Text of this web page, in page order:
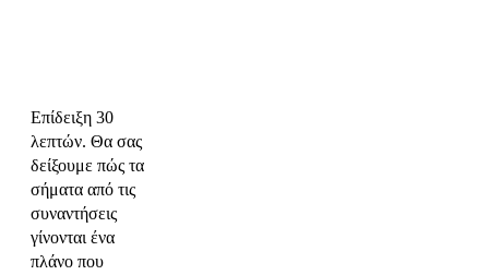
Επίδειξη 30
λεπτών. Θα σας
δείξουμε πώς τα
σήματα από τις
συναντήσεις
γίνονται ένα
πλάνο που